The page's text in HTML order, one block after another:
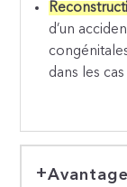
d’un
dans les cas